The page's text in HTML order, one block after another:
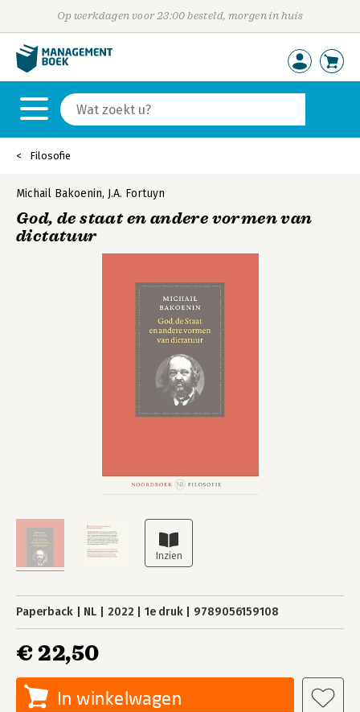
Op werkdagen voor 23:00 besteld, morgen in huis
Filosofie
Michail Bakoenin, J.A. Fortuyn
God, de staat en andere vormen van
dictatuur
Paperback NL 2022 1e druk 9789056159108
€ 22,50
In winkelwagen